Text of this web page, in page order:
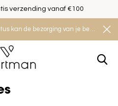
Let op! Tussen 29 juli en 8 augustus kan de bezorging van je bestelling iets langer duren. Houd rekening met een levertijd van 2 tot 4 werkdagen.
verzending vanaf €100